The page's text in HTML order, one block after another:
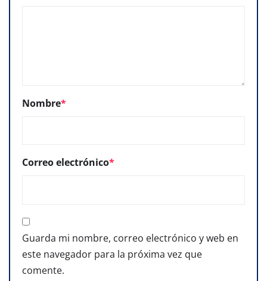
Nombre*
Correo electrónico*
Guarda mi nombre, correo electrónico y web en
este navegador para la próxima vez que
comente.